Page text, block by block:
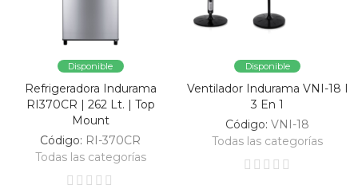
Disponible
Refrigeradora Indurama
RI370CR | 262 Lt. | Top
Mount
Código: RI-370CR
Todas las categorías
Disponible
Ventilador Indurama VNI-18 I
3 En 1
Código:VNI-18
Todas las categorías